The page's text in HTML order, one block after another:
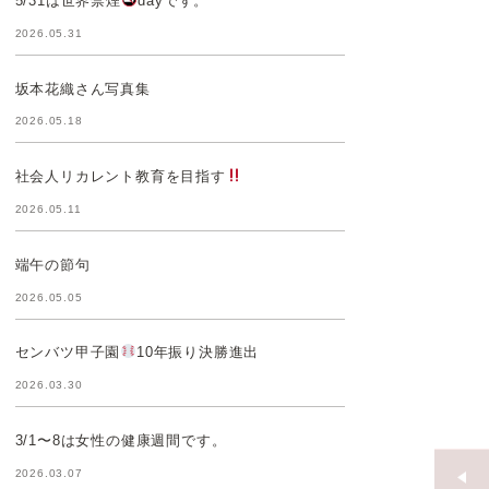
2026.05.31
坂本花織さん写真集
2026.05.18
社会人リカレント教育を目指す
2026.05.11
端午の節句
2026.05.05
センバツ甲子園 10年振り決勝進出
2026.03.30
3/1〜8は女性の健康週間です。
2026.03.07